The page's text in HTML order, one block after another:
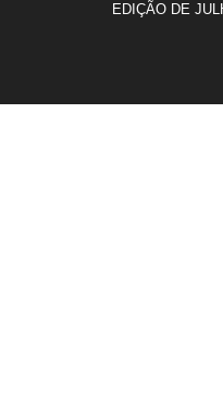
EDIÇÃO DE